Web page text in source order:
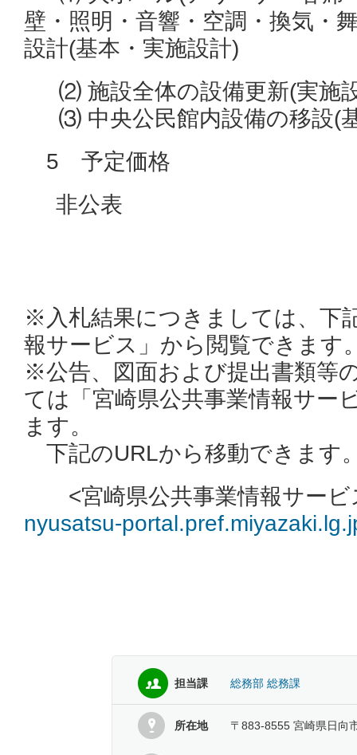
壁・照明・音響・空調・換気・
設計(基本・実施設計)
⑵ 施設全体の設備更新(実施
⑶ 中央公民館内設備の移設(
5 予定価格
非公表
※入札結果につきましては、下
報サービス」から閲覧できます
※公告、図面および提出書類等
ては「宮崎県公共事業情報サー
ます。
下記のURLから移動できます
<宮崎県公共事業情報サー
nyusatsu-
担当課 総務部 総務課
所在地 〒883-8555 宮崎県日向